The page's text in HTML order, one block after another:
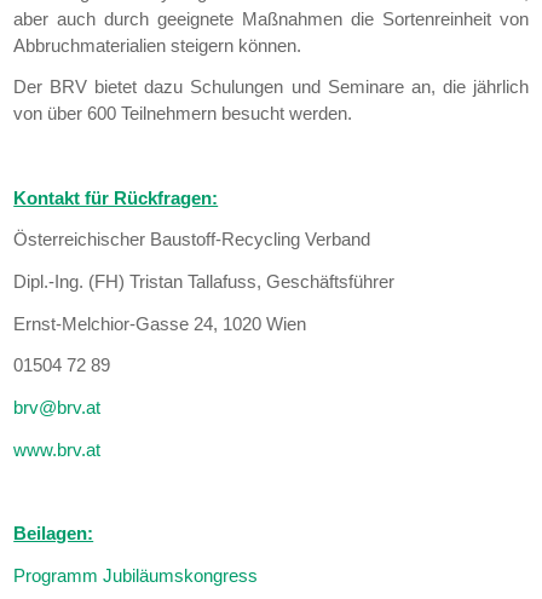
aber auch durch geeignete Maßnahmen die Sortenreinheit von
Abbruchmaterialien steigern können.
Der BRV bietet dazu Schulungen und Seminare an, die jährlich
von über 600 Teilnehmern besucht werden.
Kontakt für Rückfragen:
Österreichischer Baustoff-Recycling Verband
Dipl.-Ing. (FH) Tristan Tallafuss, Geschäftsführer
Ernst-Melchior-Gasse 24, 1020 Wien
01504 72 89
brv@brv.at
www.brv.at
Beilagen:
Programm Jubiläumskongress